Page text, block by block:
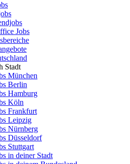
Jobs
Stadt
München
Berlin
Hamburg
Köln
Frankfurt
Leipzig
Nürnberg
Düsseldorf
Stuttgart
in deiner Stadt